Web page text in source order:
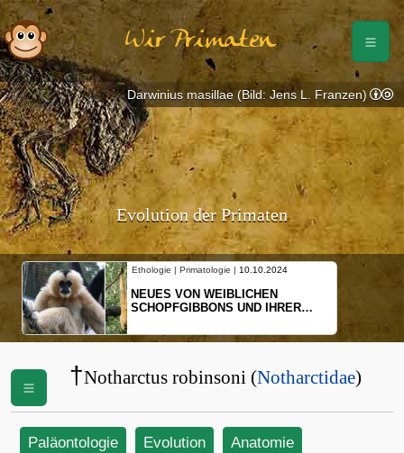
Wir Primaten
Evolution der Primaten
Ethologie | Primatologie | 10.10.2024
NEUES VON WEIBLICHEN
SCHOPFGIBBONS UND IHRER
Darwinius masillae (Bild: Jens L. Franzen)
†Notharctus robinsoni (Notharctidae)
Paläontologie Evolution Anatomie